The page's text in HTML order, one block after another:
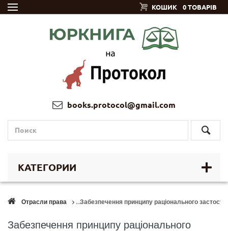
КОШИК 0 ТОВАРІВ
books.protocol@gmail.com
КАТЕГОРИИ
Отрасли права Забезпечення принципу раціонального
Забезпечення принципу раціонального